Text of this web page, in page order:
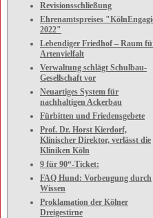
Revisionsschließung
Ehrenamtspreises
2022"
Lebendiger Friedhof – Raum
Artenvielfalt
Verwaltung schlägt Schulbau-
Gesellschaft vor
Neuartiges System für
nachhaltigen Ackerbau
Fürbitten und Friedensgebete
Prof. Dr. Horst Kierdorf,
Klinischer Direktor, verlässt die
Kliniken Köln
9 für 90“-Ticket:
FAQ Hund: Vorbeugung durch
Wissen
Proklamation der Kölner
Dreigestirne